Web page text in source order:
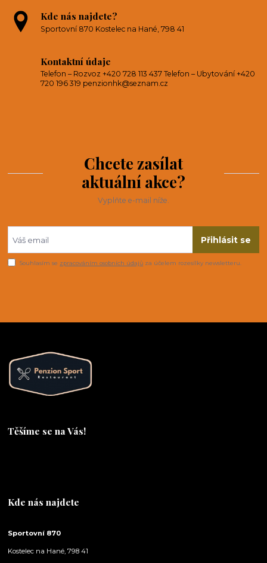
Kde nás najdete?
Sportovní 870 Kostelec na Hané, 798 41
Kontaktní údaje
Telefon – Rozvoz +420 728 113 437 Telefon – Ubytování +420
720 196 319 penzionhk@seznam.cz
Chcete zasílat
aktuální akce?
Vyplňte e-mail níže.
Přihlásit se
Souhlasím se zpracováním osobních údajů za účelem rozesílky newsletteru.
Těšíme se na Vás!
Kde nás najdete
Sportovní 870
Kostelec na Hané, 798 41